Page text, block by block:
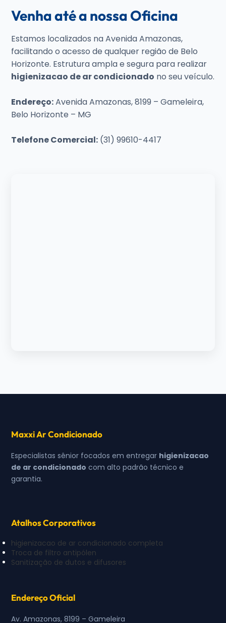
Venha até a nossa Oficina
Estamos localizados na Avenida Amazonas,
facilitando o acesso de qualquer região de Belo
Horizonte. Estrutura ampla e segura para realizar
higienizacao de ar condicionado no seu veículo.
Endereço:Avenida Amazonas, 8199 – Gameleira,
Belo Horizonte – MG
Telefone Comercial: (31) 99610-4417
Maxxi Ar Condicionado
Especialistas sênior focados em entregar higienizacao
de ar condicionado com alto padrão técnico e
garantia.
Atalhos Corporativos
higienizacao de ar condicionado completa
Troca de filtro antipólen
Sanitização de dutos e difusores
Endereço Oficial
Av. Amazonas, 8199 – Gameleira